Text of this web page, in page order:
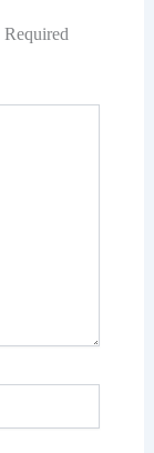
Required